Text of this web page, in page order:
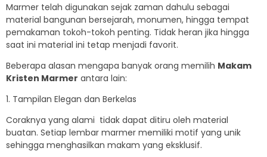
Marmer telah digunakan sejak zaman dahulu sebagai
material bangunan bersejarah, monumen, hingga tempat
pemakaman tokoh-tokoh penting. Tidak heran jika hingga
saat ini material ini tetap menjadi favorit.
Beberapa alasan mengapa banyak orang memilih Makam
Kristen Marmer antara lain:
1. Tampilan Elegan dan Berkelas
Coraknya yang alami tidak dapat ditiru oleh material
buatan. Setiap lembar marmer memiliki motif yang unik
sehingga menghasilkan makam yang eksklusif.